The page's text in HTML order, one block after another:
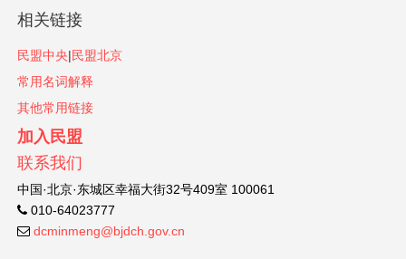
相关链接
民盟中央|民盟北京
常用名词解释
其他常用链接
加入民盟
联系我们
中国·北京·东城区幸福大街32号409室 100061
010-64023777
dcminmeng@bjdch.gov.cn